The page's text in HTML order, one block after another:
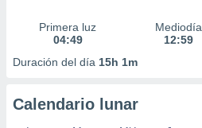
Primera luz
04:49
Mediodía
12:59
Duración del día 15h 1m
Calendario lunar